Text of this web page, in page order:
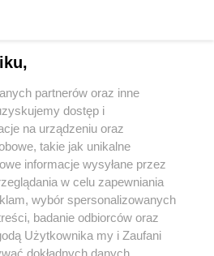
Instagram Youtube
partnerów oraz inne
dostęp i
na urządzeniu oraz
takie jak unikalne
informacje wysyłane przez
w celu zapewniania
wybór spersonalizowanych
badanie odbiorców oraz
Użytkownika my i Zaufani
dokładnych danych